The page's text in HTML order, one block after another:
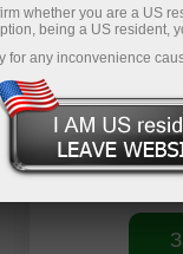
Если вас
выходом на
команде есть
успешный опыт
готовы
наработками и
whether you are a US
being a US resident,
for any inconvenience